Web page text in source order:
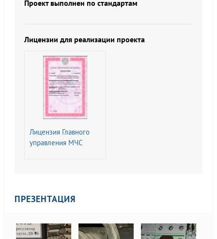
Требования и методы
Проект выполнен по стандартам
Лицензии для реализации проекта
Лицензия Главного
управления МЧС
обслуживанию и
пожарной
ПРЕЗЕНТАЦИЯ